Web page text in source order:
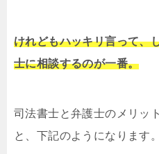
けれどもハッキリ言って、
士に相談するのが一番。
司法書士と弁護士のメリッ
と、下記のようになります。